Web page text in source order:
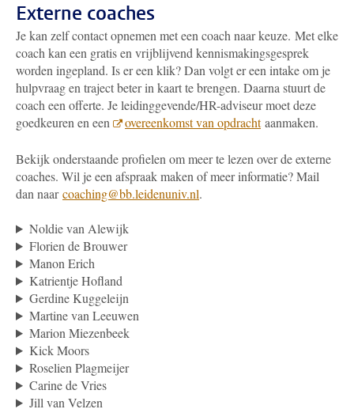
Externe coaches
Je kan zelf contact opnemen met een coach naar keuze. Met elke
coach kan een gratis en vrijblijvend kennismakingsgesprek
worden ingepland. Is er een klik? Dan volgt er een intake om je
hulpvraag en traject beter in kaart te brengen. Daarna stuurt de
coach een offerte. Je leidinggevende/HR-adviseur moet deze
goedkeuren en een
overeenkomst van opdrachtaanmaken.
Bekijk onderstaande profielen om meer te lezen over de externe
coaches. Wil je een afspraak maken of meer informatie? Mail
dan naarcoaching@bb.leidenuniv.nl.
Noldie van Alewijk
Florien de Brouwer
Manon Erich
Katrientje Hofland
Gerdine Kuggeleijn
Martine van Leeuwen
Marion Miezenbeek
Kick Moors
Roselien Plagmeijer
Carine de Vries
Jill van Velzen